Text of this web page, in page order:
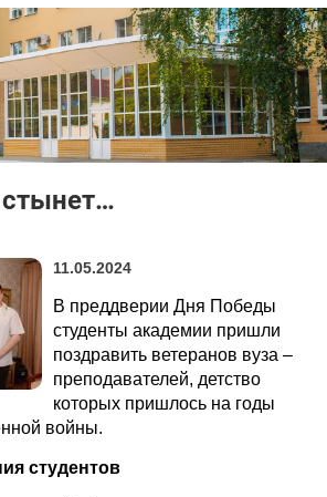
11.05.2024
В преддверии Дня Победы
студенты академии пришли
поздравить ветеранов вуза –
преподавателей, детство
которых пришлось на годы
войны.
студентов